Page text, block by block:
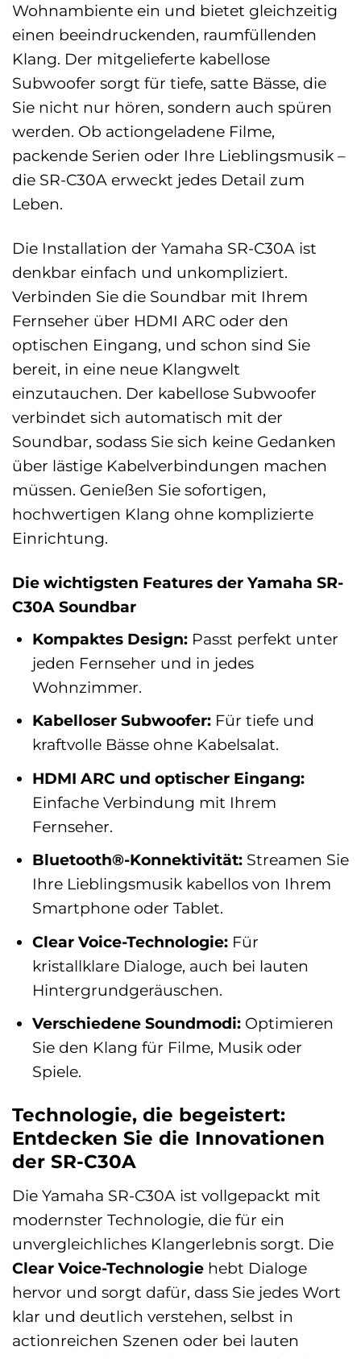
Wohnambiente ein und bietet gleichzeitig
einen beeindruckenden, raumfüllenden
Klang. Der mitgelieferte kabellose
Subwoofer sorgt für tiefe, satte Bässe, die
Sie nicht nur hören, sondern auch spüren
werden. Ob actiongeladene Filme,
packende Serien oder Ihre Lieblingsmusik –
die SR-C30A erweckt jedes Detail zum
Leben.
Die Installation der Yamaha SR-C30A ist
denkbar einfach und unkompliziert.
Verbinden Sie die Soundbar mit Ihrem
Fernseher über HDMI ARC oder den
optischen Eingang, und schon sind Sie
bereit, in eine neue Klangwelt
einzutauchen. Der kabellose Subwoofer
verbindet sich automatisch mit der
Soundbar, sodass Sie sich keine Gedanken
über lästige Kabelverbindungen machen
müssen. Genießen Sie sofortigen,
hochwertigen Klang ohne komplizierte
Einrichtung.
Die wichtigsten Features der Yamaha SR-
C30A Soundbar
Kompaktes Design:Passt perfekt unter
jeden Fernseher und in jedes
Wohnzimmer.
Kabelloser Subwoofer:Für tiefe und
kraftvolle Bässe ohne Kabelsalat.
HDMI ARC und optischer Eingang:
Einfache Verbindung mit Ihrem
Fernseher.
Bluetooth®-Konnektivität:Streamen Sie
Ihre Lieblingsmusik kabellos von Ihrem
Smartphone oder Tablet.
Clear Voice-Technologie:Für
kristallklare Dialoge, auch bei lauten
Hintergrundgeräuschen.
Verschiedene Soundmodi:Optimieren
Sie den Klang für Filme, Musik oder
Spiele.
Technologie, die begeistert:
Entdecken Sie die Innovationen
der SR-C30A
Die Yamaha SR-C30A ist vollgepackt mit
modernster Technologie, die für ein
unvergleichliches Klangerlebnis sorgt. Die
Clear Voice-Technologie hebt Dialoge
hervor und sorgt dafür, dass Sie jedes Wort
klar und deutlich verstehen, selbst in
actionreichen Szenen oder bei lauten